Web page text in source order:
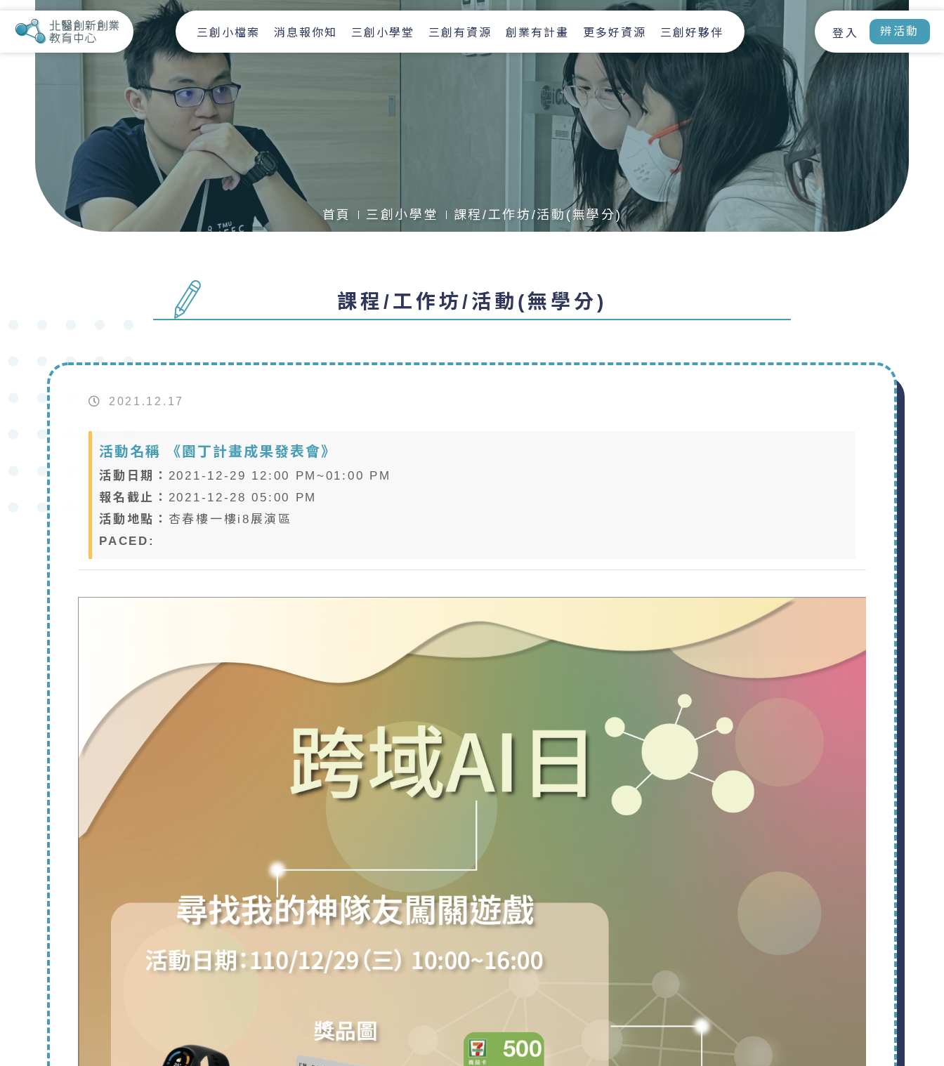
三創小檔案 消息報你知 三創小學堂 三創有資源 創業有計畫 更多好資源 三創好夥伴 登入 辨活動
首頁 三創小學堂 課程/工作坊/活動(無學分)
課程/工作坊/活動(無學分)
2021.12.17
活動名稱 《園丁計畫成果發表會》
活動日期： 2021-12-29 12:00 PM~01:00 PM
報名截止： 2021-12-28 05:00 PM
活動地點： 杏春樓一樓i8展演區
PACED: